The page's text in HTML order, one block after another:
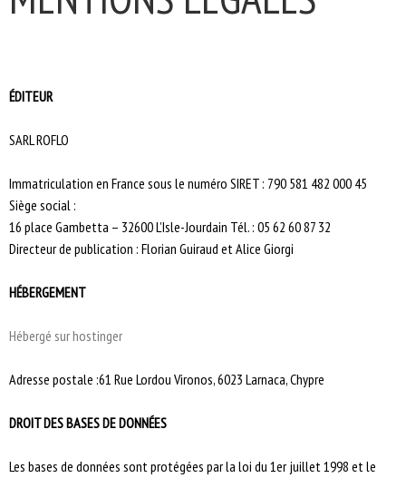
ÉDITEUR
SARL ROFLO
Immatriculation en France sous le numéro SIRET : 790 581 482 000 45
Siège social :
16 place Gambetta – 32600 L’Isle-Jourdain Tél. : 05 62 60 87 32
Directeur de publication : Florian Guiraud et Alice Giorgi
HÉBERGEMENT
Hébergé sur hostinger
Adresse postale :61 Rue Lordou Vironos, 6023 Larnaca, Chypre
DROIT DES BASES DE DONNÉES
Les bases de données sont protégées par la loi du 1er juillet 1998 et le